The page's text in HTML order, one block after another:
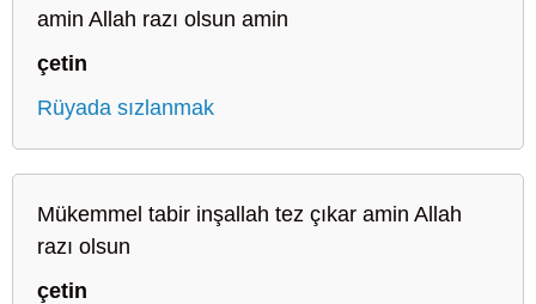
amin Allah razı olsun amin
çetin
Rüyada sızlanmak
Mükemmel tabir inşallah tez çıkar amin Allah
razı olsun
çetin